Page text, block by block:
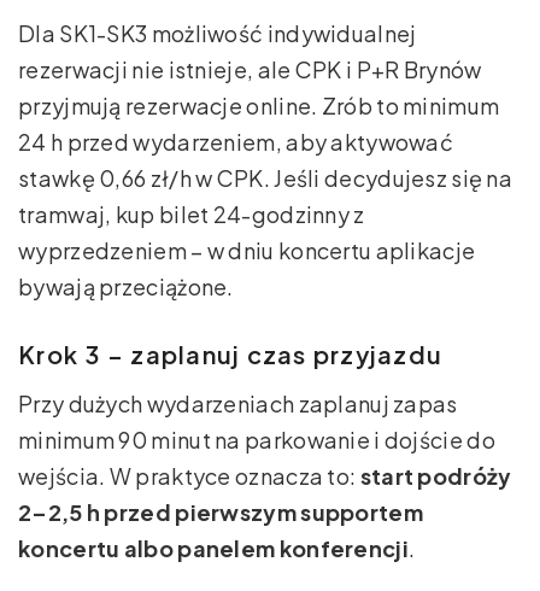
Dla SK1-SK3 możliwość indywidualnej
rezerwacji nie istnieje, ale CPK i P+R Brynów
przyjmują rezerwacje online. Zrób to minimum
24 h przed wydarzeniem, aby aktywować
stawkę 0,66 zł/h w CPK. Jeśli decydujesz się na
tramwaj, kup bilet 24-godzinny z
wyprzedzeniem – w dniu koncertu aplikacje
bywają przeciążone.
Krok 3 – zaplanuj czas przyjazdu
Przy dużych wydarzeniach zaplanuj zapas
minimum 90 minut na parkowanie i dojście do
wejścia. W praktyce oznacza to: start podróży
2–2,5 h przed pierwszym supportem
koncertu albo panelem konferencji.